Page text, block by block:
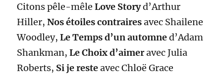
Citons pêle-mêleLove Storyd’Arthur
Hiller, Nos étoiles contrairesavec Shailene
Woodley,Le Temps d’un automned’Adam
Shankman,Le Choix d’aimeravec Julia
Roberts, Si je resteavec Chloë Grace